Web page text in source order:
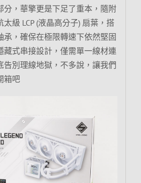
分，華擎更是下足了重本，隨附
級 LCP (液晶高分子) 扇葉，搭
承，確保在極限轉速下依然堅固
藏式串接設計，僅需單一線材連
告別理線地獄，不多說，讓我們
箱吧